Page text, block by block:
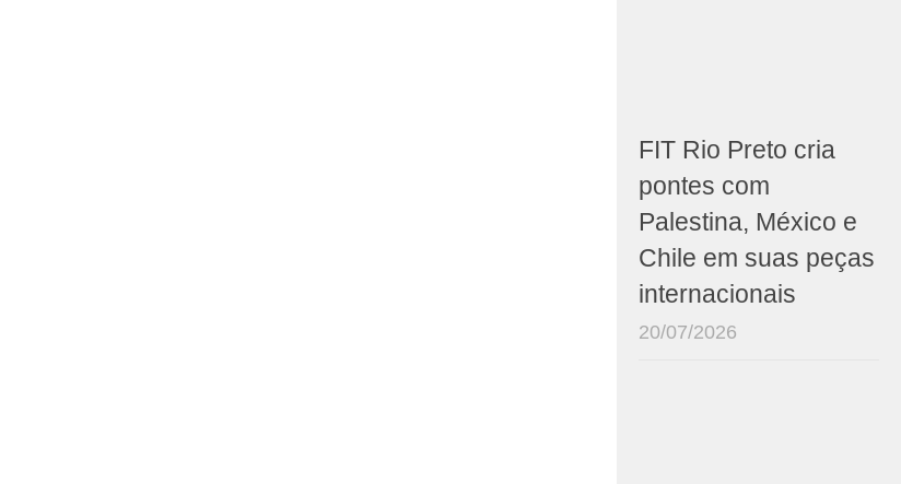
FIT Rio Preto cria
pontes com
Palestina, México e
Chile em suas peças
internacionais
20/07/2026